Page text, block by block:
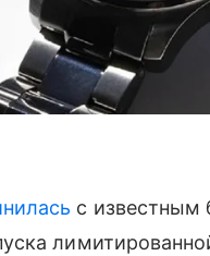
с известным